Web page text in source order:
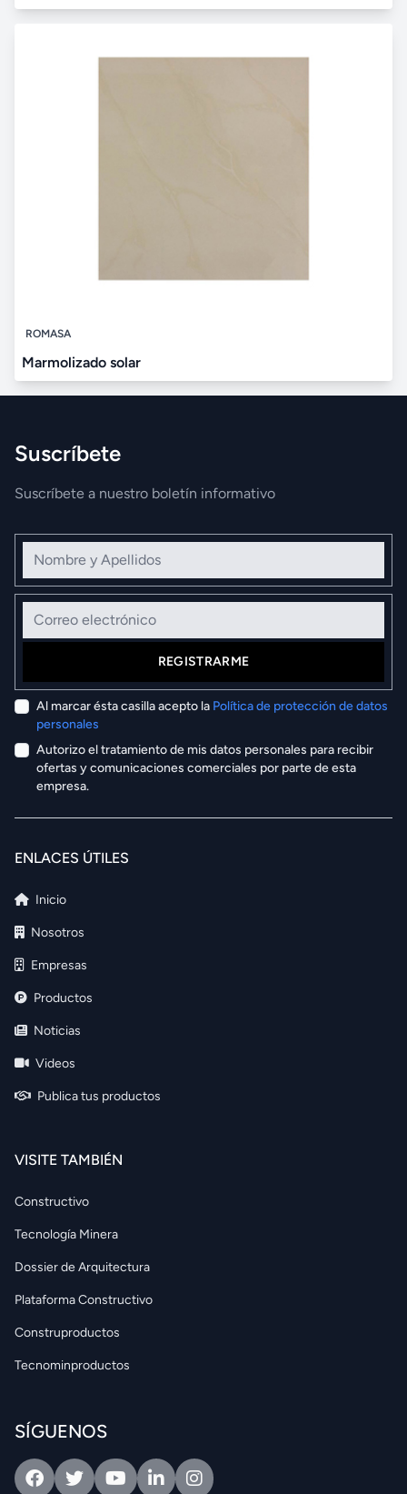
ROMASA
Marmolizado solar
Suscríbete
Suscríbete a nuestro boletín informativo
Nombre y Apellidos
Correo electrónico
REGISTRARME
Al marcar ésta casilla acepto la Política de protección de datos
personales
Autorizo el tratamiento de mis datos personales para recibir
ofertas y comunicaciones comerciales por parte de esta
empresa.
ENLACES ÚTILES
Inicio
Nosotros
Empresas
Productos
Noticias
Videos
Publica tus productos
VISITE TAMBIÉN
Constructivo
Tecnología Minera
Dossier de Arquitectura
Plataforma Constructivo
Construproductos
Tecnominproductos
SÍGUENOS
FacebookTwitterYoutubeLinkedinIntagram